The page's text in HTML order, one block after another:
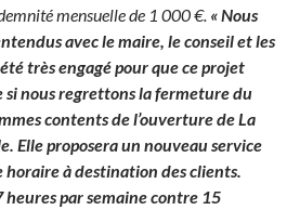
mensuelle de 1 000 €. « Nous
avec le maire, le conseil et les
très engagé pour que ce projet
si nous regrettons la fermeture du
contents de l’ouverture de La
Elle proposera un nouveau service
à destination des clients.
heures par semaine contre 15